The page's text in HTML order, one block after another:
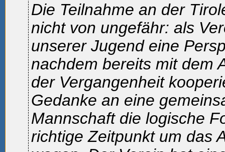
Die Teilnahme an der
nicht von ungefähr: als
unserer Jugend eine
nachdem bereits mit dem
der Vergangenheit
Gedanke an eine
Mannschaft die logische
richtige Zeitpunkt um das